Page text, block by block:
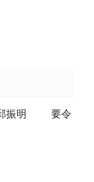
邱振明 要令